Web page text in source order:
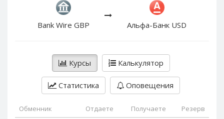
Bank Wire GBP Альфа-Банк USD
Курсы Калькулятор
Статистика Оповещения
Обменник Отдаете Получаете Резерв
PayPal DKK
PayPal HKD
PayPal NZD
PayPal NOK
PayPal PLN
PayPal SEK
PayPal DKK
PayPal HKD
PayPal NZD
PayPal NOK
PayPal PLN
PayPal SEK